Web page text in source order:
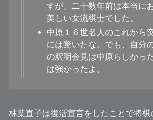
すが、二十数年前は本当に
美しい女流棋士でした。
中原１６世名人のこれから
には驚いたな。でも、自分
の釈明会見は中原らしかっ
は強かったよ。
林葉直子は復活宣言をしたことで将棋